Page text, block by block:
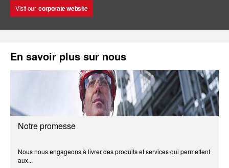
Visit our corporate website
En savoir plus sur nous
Notre promesse
Nous nous engageons à livrer des produits et services qui permettent
aux...